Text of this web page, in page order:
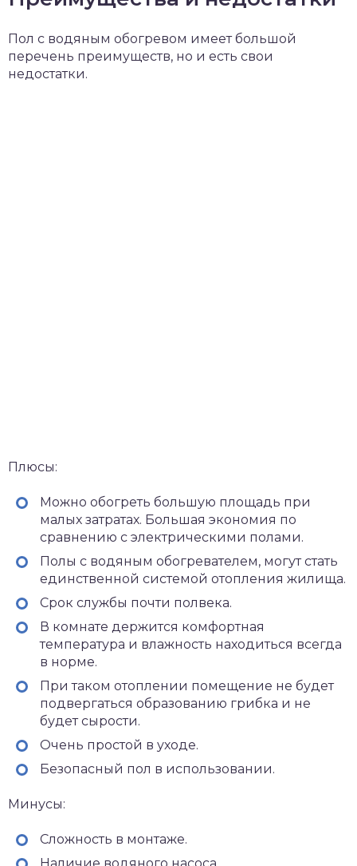
Пол с водяным обогревом имеет большой
перечень преимуществ, но и есть свои
недостатки.
Плюсы:
Можно обогреть большую площадь при
малых затратах. Большая экономия по
сравнению с электрическими полами.
Полы с водяным обогревателем, могут стать
единственной системой отопления жилища.
Срок службы почти полвека.
В комнате держится комфортная
температура и влажность находиться всегда
в норме.
При таком отоплении помещение не будет
подвергаться образованию грибка и не
будет сырости.
Очень простой в уходе.
Безопасный пол в использовании.
Минусы:
Сложность в монтаже.